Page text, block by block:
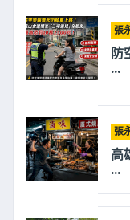
張
防
...
張
高
...